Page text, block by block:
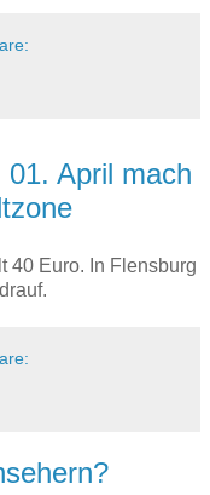
April mach
40 Euro. In Flensburg